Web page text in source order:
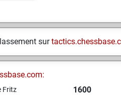
sur
Fritz 1600